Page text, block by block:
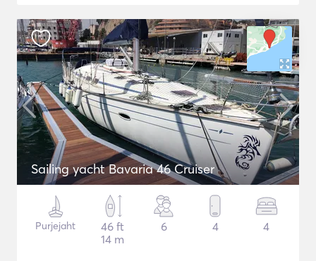
Sailing yacht Bavaria 46 Cruiser
Purjejaht
46 ft
14 m
6 4 4